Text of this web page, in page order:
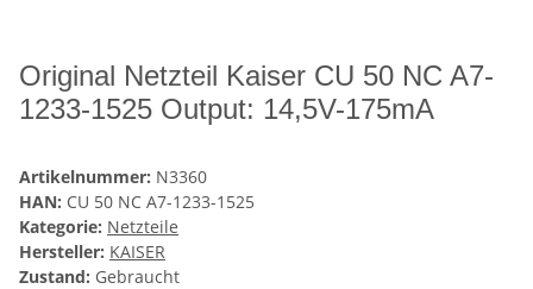
Original Netzteil Kaiser CU 50 NC A7-
1233-1525 Output: 14,5V-175mA
Artikelnummer: N3360
HAN: CU 50 NC A7-1233-1525
Kategorie: Netzteile
Hersteller: KAISER
Zustand: Gebraucht